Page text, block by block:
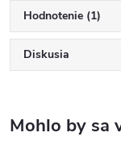
Hodnotenie (1)
Diskusia